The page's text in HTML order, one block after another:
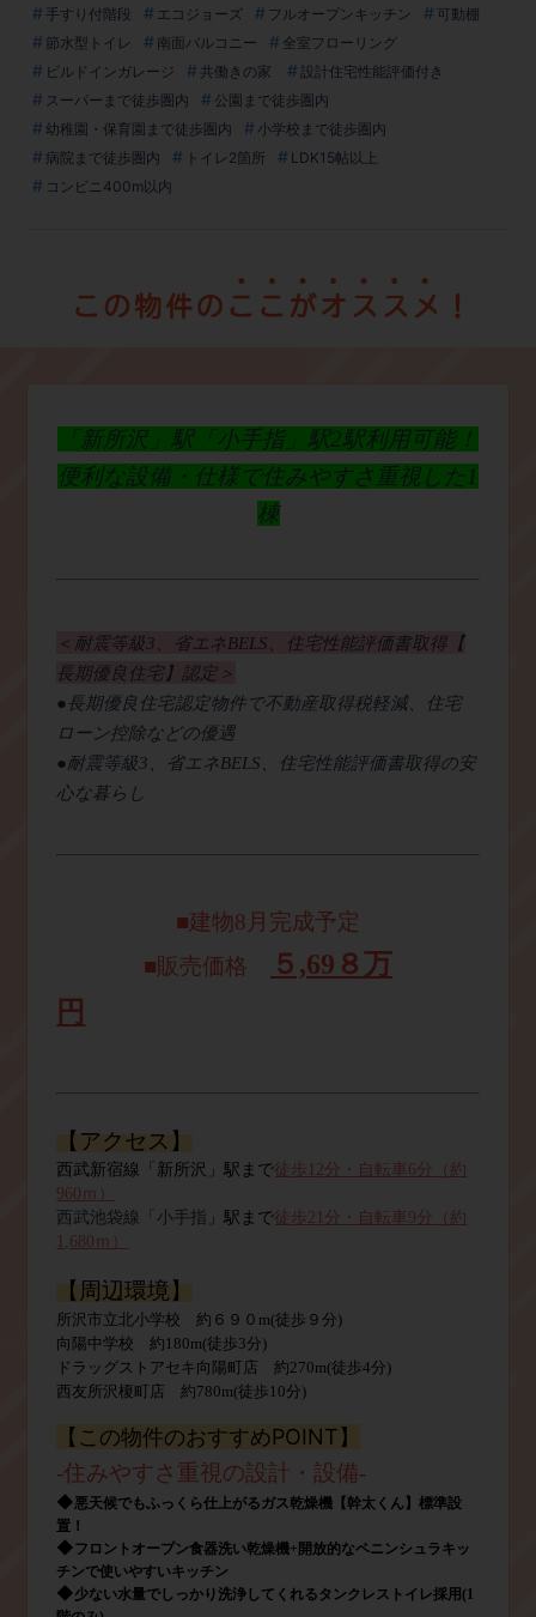
手すり付階段
エコジョーズ フルオープンキッチン
可動棚
節水型トイレ
南面バルコニー
全室フローリング
ビルドインガレージ
共働きの家
設計住宅性能評価付き
スーパーまで徒歩圏内
公園まで徒歩圏内
幼稚園・保育園まで徒歩圏内
小学校まで徒歩圏内
病院まで徒歩圏内
トイレ2箇所
LDK15帖以上
コンビニ400m以内
「新所沢」駅「小手指」駅2駅利用可能！
便利な設備・仕様で住みやすさ重視した1
棟
＜ 耐震等級3 、省エネBELS 、住宅性能評価書取得【
長期優良住宅】認定＞
●長期優良住宅認定物件で不動産取得税軽減、住宅
ローン控除などの優遇
●耐震等級3 、省エネBELS 、住宅性能評価書取得の安
心な暮らし
■建物8月完成予定
■販売価格
５,69８ 万
円
【アクセス】
西武新宿線「新所沢」駅ま で徒歩12分・自転車6分（約
960ｍ）
西武池袋線「小手指 」駅ま で徒歩21 分・自転車9分（約
1,680ｍ）
【周辺環境】
所沢市立北小学校 約６９０ m(徒歩９分)
向陽中学校 約180m(徒歩3分)
ドラッグストアセキ向陽町店約270m(徒歩4分)
西友所沢榎町店約780m(徒歩10分)
【この物件のおすすめPOINT】
-住みやすさ重視の設計・設備-
◆悪天候でもふっくら仕上がるガス乾燥機【幹太くん】標準設
置！
◆フロントオープン食器洗い乾燥機+開放的なペニンシュラキッ
チンで使いやすいキッチン
◆少ない水量でしっかり洗浄してくれるタンクレストイレ採用(1